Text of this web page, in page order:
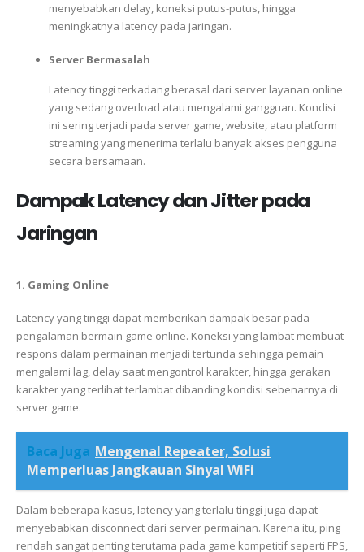
menyebabkan delay, koneksi putus-putus, hingga
meningkatnya latency pada jaringan.
Server Bermasalah
Latency tinggi terkadang berasal dari server layanan online
yang sedang overload atau mengalami gangguan. Kondisi
ini sering terjadi pada server game, website, atau platform
streaming yang menerima terlalu banyak akses pengguna
secara bersamaan.
Dampak Latency dan Jitter pada
Jaringan
1. Gaming Online
Latency yang tinggi dapat memberikan dampak besar pada
pengalaman bermain game online. Koneksi yang lambat membuat
respons dalam permainan menjadi tertunda sehingga pemain
mengalami lag, delay saat mengontrol karakter, hingga gerakan
karakter yang terlihat terlambat dibanding kondisi sebenarnya di
server game.
Baca Juga Mengenal Repeater, Solusi
Memperluas Jangkauan Sinyal WiFi
Dalam beberapa kasus, latency yang terlalu tinggi juga dapat
menyebabkan disconnect dari server permainan. Karena itu, ping
rendah sangat penting terutama pada game kompetitif seperti FPS,